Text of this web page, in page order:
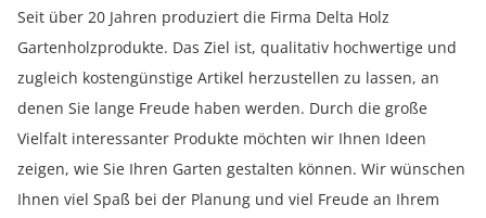
Seit über 20 Jahren produziert die Firma Delta Holz
Gartenholzprodukte. Das Ziel ist, qualitativ hochwertige und
zugleich kostengünstige Artikel herzustellen zu lassen, an
denen Sie lange Freude haben werden. Durch die große
Vielfalt interessanter Produkte möchten wir Ihnen Ideen
zeigen, wie Sie Ihren Garten gestalten können. Wir wünschen
Ihnen viel Spaß bei der Planung und viel Freude an Ihrem